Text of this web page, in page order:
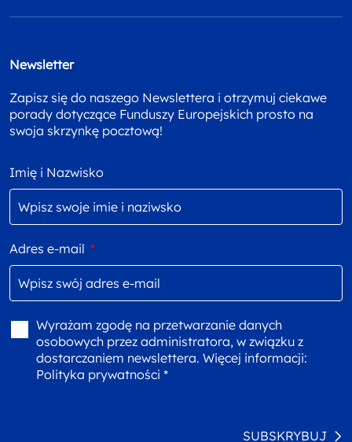
Newsletter
Zapisz się do naszego Newslettera i otrzymuj ciekawe
porady dotyczące Funduszy Europejskich prosto na
swoja skrzynkę pocztową!
Imię i Nazwisko
Adres e-mail *
Wyrażam zgodę na przetwarzanie danych
osobowych przez administratora, w związku z
dostarczaniem newslettera. Więcej informacji:
Polityka prywatności *
SUBSKRYBUJ